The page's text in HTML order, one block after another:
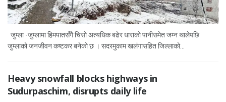
जुम्ला -जुम्लामा हिमपातसँगै चिसो अत्यधिक बढेर धाराको पानीसमेत जम्न थालेपछि
जुम्लाको जनजीवन कष्टकर बनेको छ । सदरमुकाम खलंगासहित जिल्लाको...
Heavy snowfall blocks highways in
Sudurpaschim, disrupts daily life